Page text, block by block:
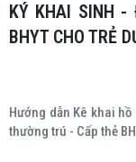
KÝ KHAI SINH -
BHYT CHO TRẺ
Hướng dẫn Kê khai
thường trú - Cấp thẻ